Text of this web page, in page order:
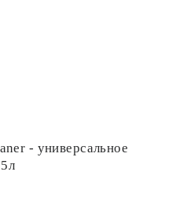
- универсальное